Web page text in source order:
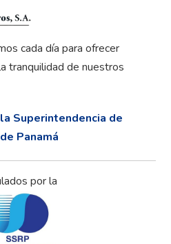
cada día para ofrecer
tranquilidad de nuestros
Superintendencia de
Panamá
por la